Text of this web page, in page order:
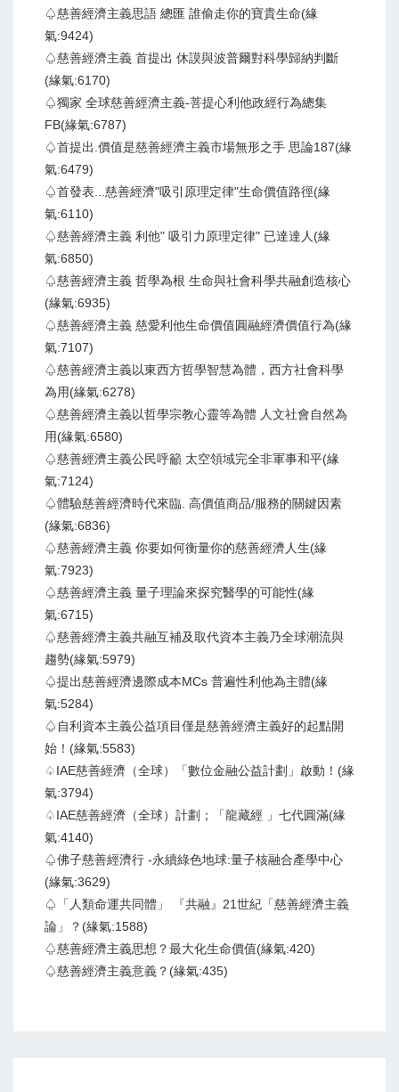
♤慈善經濟主義思語 總匯 誰偷走你的寶貴生命(緣
氣:9424)
♤慈善經濟主義 首提出 休謨與波普爾對科學歸納判斷
(緣氣:6170)
♤獨家 全球慈善經濟主義-菩提心利他政經行為總集
FB(緣氣:6787)
♤首提出.價值是慈善經濟主義市場無形之手 思論187(緣
氣:6479)
♤首發表...慈善經濟"吸引原理定律"生命價值路徑(緣
氣:6110)
♤慈善經濟主義 利他" 吸引力原理定律" 已達達人(緣
氣:6850)
♤慈善經濟主義 哲學為根 生命與社會科學共融創造核心
(緣氣:6935)
♤慈善經濟主義 慈愛利他生命價值圓融經濟價值行為(緣
氣:7107)
♤慈善經濟主義以東西方哲學智慧為體，西方社會科學
為用(緣氣:6278)
♤慈善經濟主義以哲學宗教心靈等為體 人文社會自然為
用(緣氣:6580)
♤慈善經濟主義公民呼籲 太空領域完全非軍事和平(緣
氣:7124)
♤體驗慈善經濟時代來臨. 高價值商品/服務的關鍵因素
(緣氣:6836)
♤慈善經濟主義 你要如何衡量你的慈善經濟人生(緣
氣:7923)
♤慈善經濟主義 量子理論來探究醫學的可能性(緣
氣:6715)
♤慈善經濟主義共融互補及取代資本主義乃全球潮流與
趨勢(緣氣:5979)
♤提出慈善經濟邊際成本MCs 普遍性利他為主體(緣
氣:5284)
♤自利資本主義公益項目僅是慈善經濟主義好的起點開
始！(緣氣:5583)
♤IAE慈善經濟（全球）「數位金融公益計劃」啟動！(緣
氣:3794)
♤IAE慈善經濟（全球）計劃；「龍藏經 」七代圓滿(緣
氣:4140)
♤佛子慈善經濟行 -永續綠色地球:量子核融合產學中心
(緣氣:3629)
♤「人類命運共同體」 『共融』21世紀「慈善經濟主義
論」？(緣氣:1588)
♤慈善經濟主義思想？最大化生命價值(緣氣:420)
♤慈善經濟主義意義？(緣氣:435)